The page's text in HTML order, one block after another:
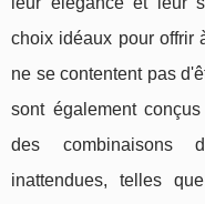
choix idéaux pour offrir
ne se contentent pas
sont également
des combinaisons
inattendues, telles